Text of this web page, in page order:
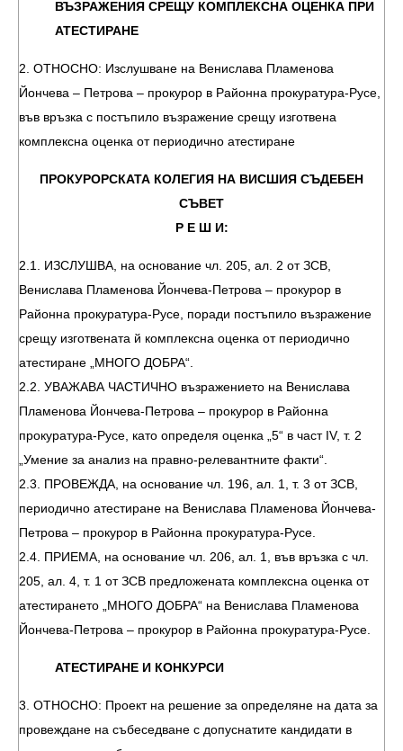
ВЪЗРАЖЕНИЯ СРЕЩУ КОМПЛЕКСНА ОЦЕНКА ПРИ
АТЕСТИРАНЕ
2. ОТНОСНО: Изслушване на Венислава Пламенова
Йончева – Петрова – прокурор в Районна прокуратура-Русе,
във връзка с постъпило възражение срещу изготвена
комплексна оценка от периодично атестиране
ПРОКУРОРСКАТА КОЛЕГИЯ НА ВИСШИЯ СЪДЕБЕН
СЪВЕТ
Р Е Ш И:
2.1. ИЗСЛУШВА, на основание чл. 205, ал. 2 от ЗСВ,
Венислава Пламенова Йончева-Петрова – прокурор в
Районна прокуратура-Русе, поради постъпило възражение
срещу изготвената й комплексна оценка от периодично
атестиране „МНОГО ДОБРА“.
2.2. УВАЖАВА ЧАСТИЧНО възражението на Венислава
Пламенова Йончева-Петрова – прокурор в Районна
прокуратура-Русе, като определя оценка „5“ в част IV, т. 2
„Умение за анализ на правно-релевантните факти“.
2.3. ПРОВЕЖДА, на основание чл. 196, ал. 1, т. 3 от ЗСВ,
периодично атестиране на Венислава Пламенова Йончева-
Петрова – прокурор в Районна прокуратура-Русе.
2.4. ПРИЕМА, на основание чл. 206, ал. 1, във връзка с чл.
205, ал. 4, т. 1 от ЗСВ предложената комплексна оценка от
атестирането „МНОГО ДОБРА“ на Венислава Пламенова
Йончева-Петрова – прокурор в Районна прокуратура-Русе.
АТЕСТИРАНЕ И КОНКУРСИ
3. ОТНОСНО: Проект на решение за определяне на дата за
провеждане на събеседване с допуснатите кандидати в